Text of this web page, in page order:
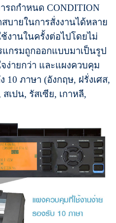
รถกำหนด CONDITION
บายในการสั่งงานได้หลาย
งานในครั้งต่อไปโดยไม่
แกรมถูกออกแบบมาเป็นรูป
ง่ายกว่า และแผงควบคุม
10 ภาษา (อังกฤษ, ฝรั่งเศส,
เปน, รัสเซีย, เกาหลี,